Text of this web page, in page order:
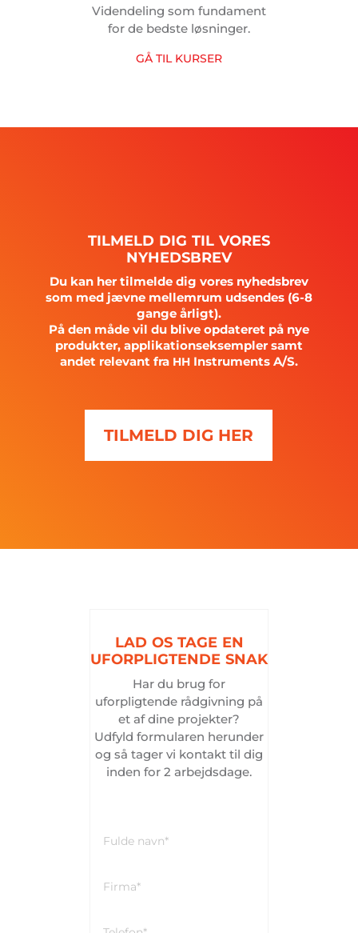
Videndeling som fundament
for de bedste løsninger.
GÅ TIL KURSER
TILMELD DIG TIL VORES
NYHEDSBREV
Du kan her tilmelde dig vores nyhedsbrev
som med jævne mellemrum udsendes (6-8
gange årligt).
På den måde vil du blive opdateret på nye
produkter, applikationseksempler samt
andet relevant fra HHInstruments A/S.
TILMELD DIG HER
LAD OS TAGE EN
UFORPLIGTENDE SNAK
Har du brug for
uforpligtende rådgivning på
et af dine projekter?
Udfyld formularen herunder
og så tager vi kontakt til dig
inden for 2 arbejdsdage.